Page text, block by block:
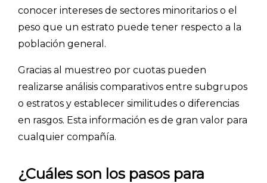
- Encuestas de satisfacción de cliente
- Inteligencia artificial
- Investigación de mercados
- Marketing y encuestas
conocer intereses de sectores minoritarios o el
peso que un estrato puede tener respecto a la
población general.
Gracias al muestreo por cuotas pueden
realizarse análisis comparativos entre subgrupos
o estratos y establecer similitudes o diferencias
en rasgos. Esta información es de gran valor para
cualquier compañía.
¿Cuáles son los pasos para